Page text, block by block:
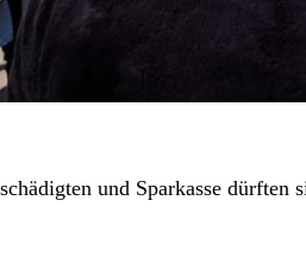
und Sparkasse